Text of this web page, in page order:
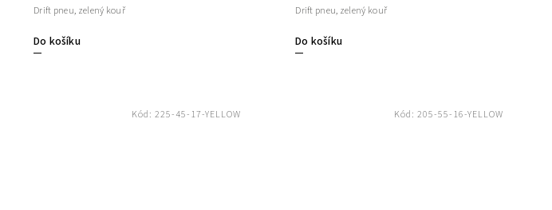
Do košíku
Drift pneu, zelený kouř
Do košíku
Drift pneu, zelený kouř
Kód:225-45-17-YELLOW Kód: 205-55-16-YELLOW